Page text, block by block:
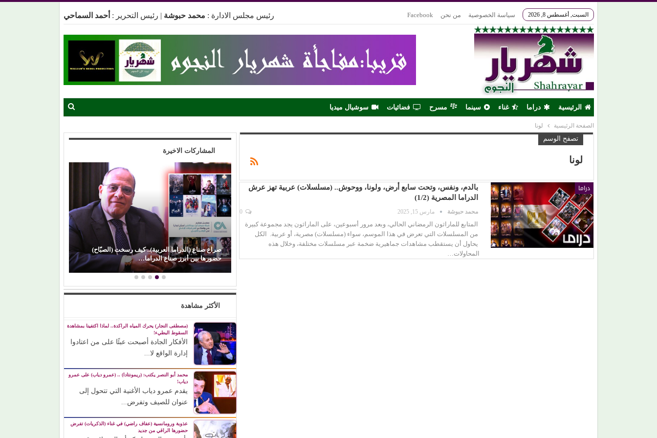
السبت, أغسطس 8, 2026 سياسة الخصوصية من نحن Facebook رئيس مجلس الادارة : محمد حبوشة | رئيس التحرير : أحمد السماحي
الرئيسية دراما غناء سينما مسرح فضائيات سوشيال ميديا
الصفحة الرئيسية لونا
تصفح الوسم
لونا
دراما
بالدم، ونفس، وتحت سابع أرض، ولونا، ووحوش.. (مسلسلات) عربية تهز عرش
الدراما المصرية (1/2)
محمد حبوشة مارس 15, 2025
المتابع للماراثون الرمضاني الحالي، وبعد مرور أسبوعين، على الماراثون يجد مجموعة كبيرة
من المسلسلات التي تعرض في هذا الموسم، سواء (مسلسلات) مصرية، أو عربية. الكل
يحاول أن يستقطب مشاهدات جماهيرية ضخمة عبر مسلسلات مختلفة، وخلال هذه
المحاولات…
المشاركات الاخيرة
(المرصد المصري).. مشروع يعيد كتابة تاريخ المسرح
والموسيقى بالأرقام والوثائق
(إيمان ذو الفقار).. (كنت بحب صوت زعيقها)
صراع صناع (الدراما العربية).. كيف رسخت (الصبّاح)
حضورها بين أبرز صناع الدراما…
الأكثر مشاهدة
(مصطفى النجار) يحرك المياه الراكدة.. لماذا اكتفينا بمشاهدة
السقوط البطيء!
الأفكار الجادة أصبحت عبئًا على من اعتادوا
إدارة الواقع لا...
محمد أبو النصر يكتب: (ريمونتادا) .. (عمرو دياب) على عمرو
دياب!
يقدم عمرو دياب الأغنية التي تتحول إلى
عنوان للصيف وتفرض...
عذوبة ورومانسية (عفاف راضي) في غناء (الذكريات) تفرض
حضورها الراقي من جديد